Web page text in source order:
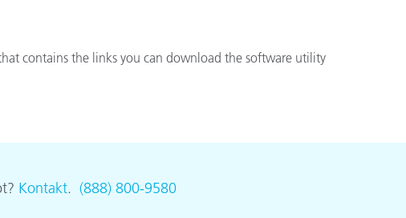
contains the links you can download the software utility
Kontakt. (888) 800-9580